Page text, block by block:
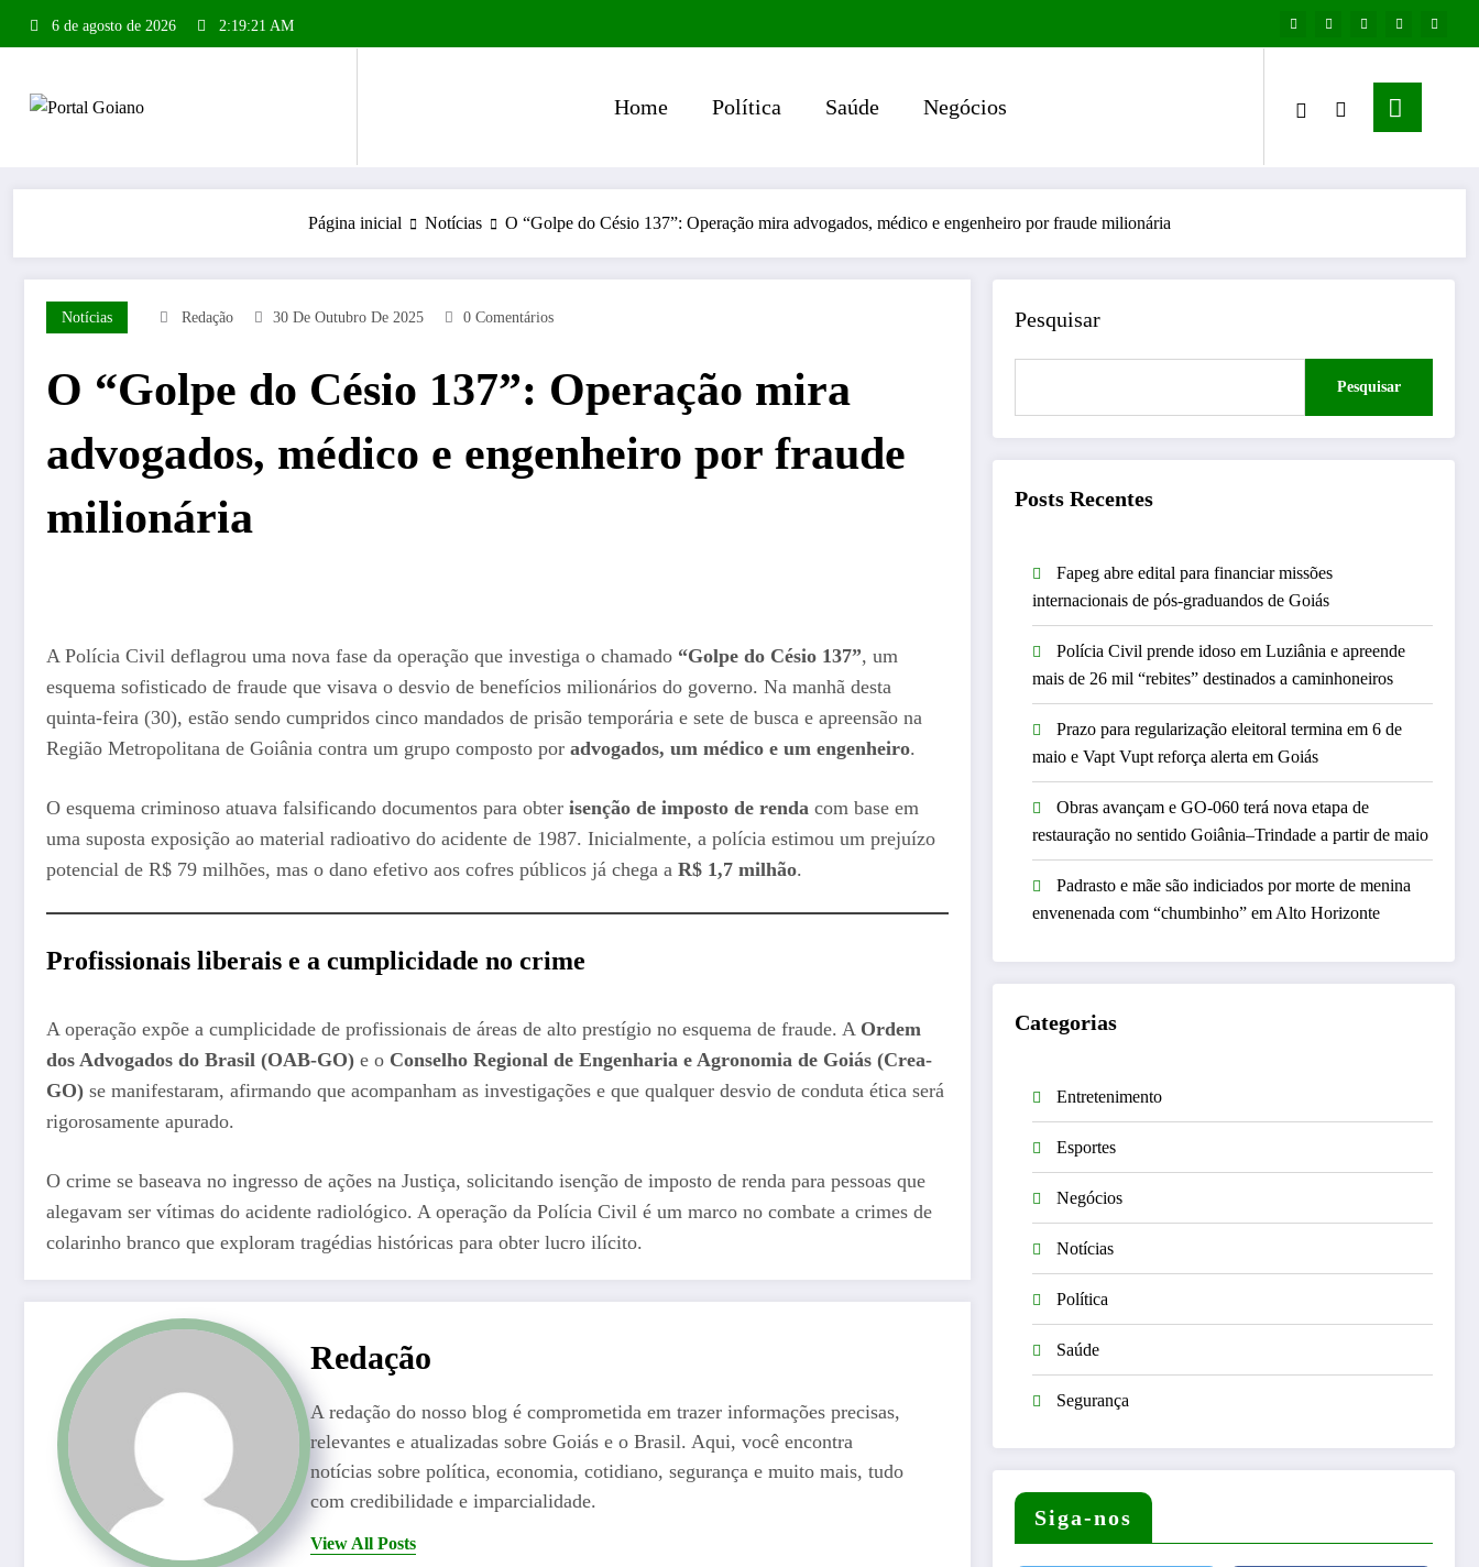
conteúdo
6 de agosto de 2026 2:19:22 AM
Home Política Saúde Negócios
Página inicial Notícias O “Golpe do Césio 137”: Operação mira advogados, médico e engenheiro por fraude milionária
Notícias Redação 30 De Outubro De 2025 0 Comentários
O “Golpe do Césio 137”: Operação mira
advogados, médico e engenheiro por fraude
milionária
A Polícia Civil deflagrou uma nova fase da operação que investiga o chamado “Golpe do Césio 137”, um
esquema sofisticado de fraude que visava o desvio de benefícios milionários do governo. Na manhã desta
quinta-feira (30), estão sendo cumpridos cinco mandados de prisão temporária e sete de busca e apreensão na
Região Metropolitana de Goiânia contra um grupo composto por advogados, um médico e um engenheiro.
O esquema criminoso atuava falsificando documentos para obter isenção de imposto de renda com base em
uma suposta exposição ao material radioativo do acidente de 1987. Inicialmente, a polícia estimou um prejuízo
potencial de R$ 79 milhões, mas o dano efetivo aos cofres públicos já chega a R$ 1,7 milhão.
Profissionais liberais e a cumplicidade no crime
A operação expõe a cumplicidade de profissionais de áreas de alto prestígio no esquema de fraude. A Ordem
dos Advogados do Brasil (OAB-GO) e o Conselho Regional de Engenharia e Agronomia de Goiás (Crea-
GO) se manifestaram, afirmando que acompanham as investigações e que qualquer desvio de conduta ética será
rigorosamente apurado.
O crime se baseava no ingresso de ações na Justiça, solicitando isenção de imposto de renda para pessoas que
alegavam ser vítimas do acidente radiológico. A operação da Polícia Civil é um marco no combate a crimes de
colarinho branco que exploram tragédias históricas para obter lucro ilícito.
Redação
A redação do nosso blog é comprometida em trazer informações precisas,
relevantes e atualizadas sobre Goiás e o Brasil. Aqui, você encontra
notícias sobre política, economia, cotidiano, segurança e muito mais, tudo
com credibilidade e imparcialidade.
View All Posts
Pesquisar
Pesquisar
Posts Recentes
Fapeg abre edital para financiar missões
internacionais de pós-graduandos de Goiás
Polícia Civil prende idoso em Luziânia e apreende
mais de 26 mil “rebites” destinados a caminhoneiros
Prazo para regularização eleitoral termina em 6 de
maio e Vapt Vupt reforça alerta em Goiás
Obras avançam e GO-060 terá nova etapa de
restauração no sentido Goiânia–Trindade a partir de maio
Padrasto e mãe são indiciados por morte de menina
envenenada com “chumbinho” em Alto Horizonte
Categorias
Entretenimento
Esportes
Negócios
Notícias
Política
Saúde
Segurança
Siga-nos